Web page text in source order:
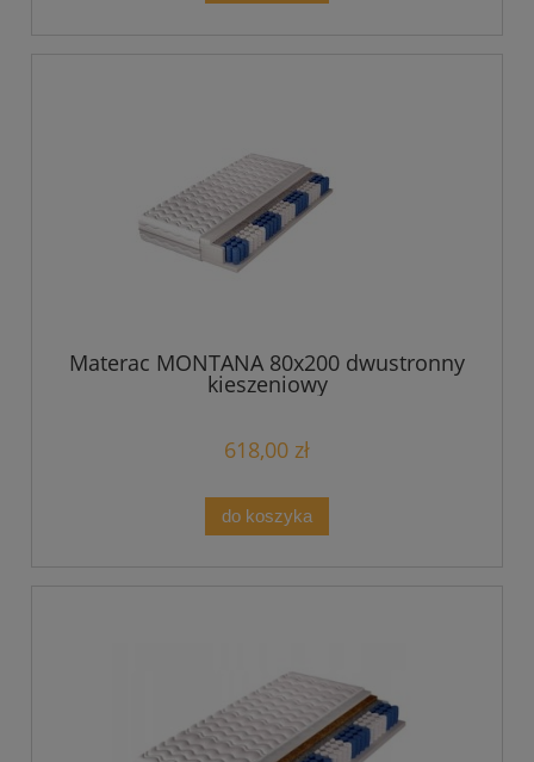
Materac MONTANA 80x200 dwustronny
kieszeniowy
618,00 zł
do koszyka